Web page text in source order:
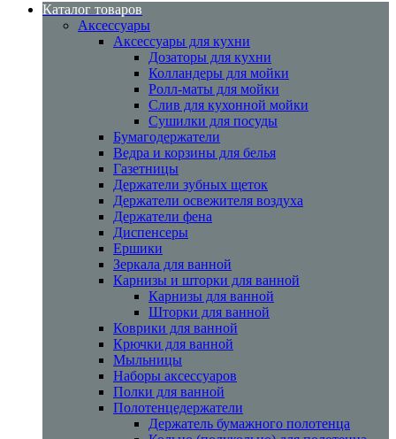
Каталог товаров
Аксессуары
Аксессуары для кухни
Дозаторы для кухни
Колландеры для мойки
Ролл-маты для мойки
Слив для кухонной мойки
Сушилки для посуды
Бумагодержатели
Ведра и корзины для белья
Газетницы
Держатели зубных щеток
Держатели освежителя воздуха
Держатели фена
Диспенсеры
Ершики
Зеркала для ванной
Карнизы и шторки для ванной
Карнизы для ванной
Шторки для ванной
Коврики для ванной
Крючки для ванной
Мыльницы
Наборы аксессуаров
Полки для ванной
Полотенцедержатели
Держатель бумажного полотенца